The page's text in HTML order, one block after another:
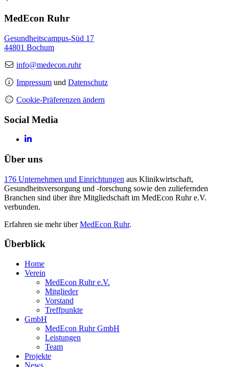
MedEcon Ruhr
Gesundheitscampus-Süd 17
44801 Bochum
info@medecon.ruhr
Impressum und Datenschutz
Cookie-Präferenzen ändern
Social Media
Über uns
176 Unternehmen und Einrichtungen aus Klinikwirtschaft,
Gesundheitsversorgung und -forschung sowie den zuliefernden
Branchen sind über ihre Mitgliedschaft im MedEcon Ruhr e.V.
verbunden.
Erfahren sie mehr überMedEcon Ruhr.
Überblick
Home
Verein
MedEcon Ruhr e.V.
Mitglieder
Vorstand
Treffpunkte
GmbH
MedEcon Ruhr GmbH
Leistungen
Team
Projekte